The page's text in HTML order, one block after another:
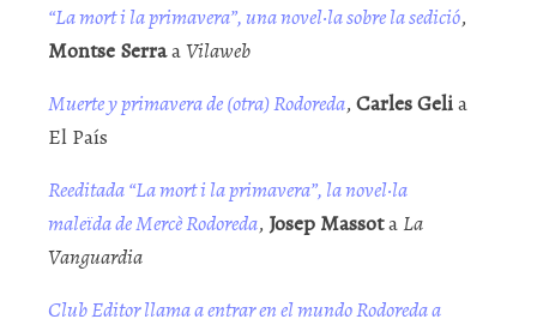
“La mort i la primavera”, una novel·la sobre la sedició,
Montse SerraaVilaweb
Muerte y primavera de (otra) Rodoreda, Carles Gelia
El País
Reeditada “La mort i la primavera”, la novel·la
maleïdade Mercè Rodoreda, Josep Massota La
Vanguardia
Club Editor llama a entrar en el mundo Rodoreda a